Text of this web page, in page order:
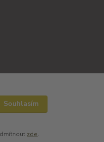
Souhlasím
zde.